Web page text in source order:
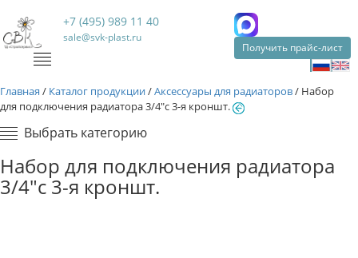
+7 (495) 989 11 40
sale@svk-plast.ru
Получить прайс-лист
Главная / Каталог продукции/Аксессуары для радиаторов/ Набор
для подключения радиатора 3/4"с 3-я кроншт.
Выбрать категорию
Набор для подключения радиатора
3/4"с 3-я кроншт.